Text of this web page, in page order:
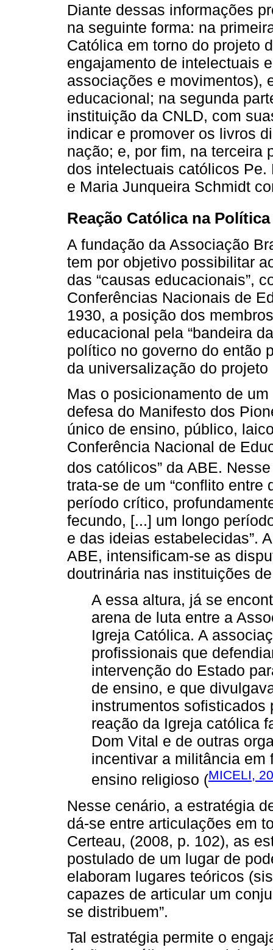
Diante dessas informações
na seguinte forma: na
Católica em torno do projeto
engajamento de intelectuais
associações e movimentos),
educacional; na segunda
instituição da CNLD, com
indicar e promover os livros
nação; e, por fim, na terceira
dos intelectuais católicos
e Maria Junqueira Schmidt
Reação Católica na
A fundação da Associação
tem por objetivo possibilitar
das “causas educacionais”,
Conferências Nacionais de
1930, a posição dos
educacional pela “bandeira
político no governo do então
da universalização do
Mas o posicionamento de
defesa do Manifesto dos
único de ensino, público,
Conferência Nacional de
dos católicos” da ABE.
trata-se de um “conflito
período crítico,
fecundo, [...] um longo
e das ideias estabelecidas”.
ABE, intensificam-se as
doutrinária nas instituições
A essa altura, já se
arena de luta entre a
Igreja Católica. A
profissionais que
intervenção do Estado
de ensino, e que
instrumentos sofisticados
reação da Igreja católica
Dom Vital e de outras
incentivar a militância em
ensino religioso (MICELI,
Nesse cenário, a estratégia
dá-se entre articulações em
Certeau, (2008, p. 102), as
postulado de um lugar de
elaboram lugares teóricos
capazes de articular um
se distribuem”.
Tal estratégia permite o